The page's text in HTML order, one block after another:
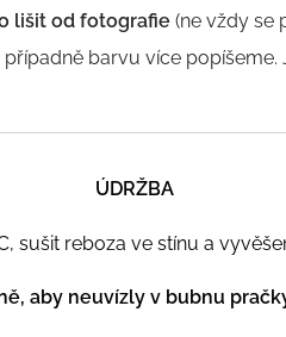
lišit od fotografie (ne vždy se
barvu více
ÚDRŽBA
sušit reboza ve stínu a v
aby neuvízly v bubnu